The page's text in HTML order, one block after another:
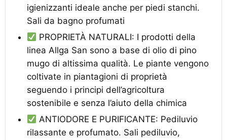
igienizzanti ideale anche per piedi stanchi.
Sali da bagno profumati
PROPRIETÀ NATURALI: I prodotti della
linea Allga San sono a base di olio di pino
mugo di altissima qualità. Le piante vengono
coltivate in piantagioni di proprietà
seguendo i principi dell’agricoltura
sostenibile e senza l’aiuto della chimica
ANTIODORE E PURIFICANTE: Pediluvio
rilassante e profumato. Sali pediluvio,